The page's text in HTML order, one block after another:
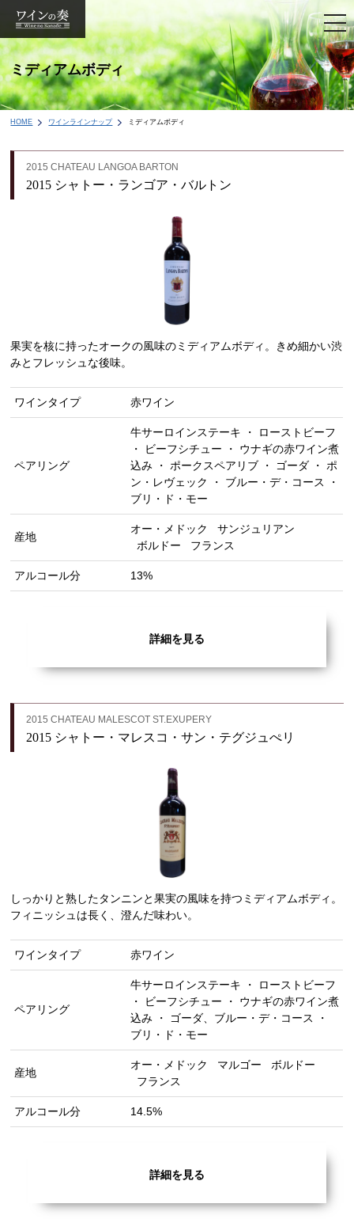
ミディアムボディ
HOME ワインラインナップ ミディアムボディ
2015 CHATEAU LANGOA BARTON
2015 シャトー・ランゴア・バルトン
果実を核に持ったオークの風味のミディアムボディ。きめ細かい渋
みとフレッシュな後味。
ワインタイプ 赤ワイン
ペアリング
牛サーロインステーキ ・ ローストビーフ
・ ビーフシチュー ・ ウナギの赤ワイン煮
込み ・ ポークスペアリブ ・ ゴーダ ・ ポ
ン・レヴェック ・ ブルー・デ・コース ・
ブリ・ド・モー
産地
オー・メドック
サンジュリアン
ボルドー
フランス
アルコール分 13%
詳細を見る
2015 CHATEAU MALESCOT ST.EXUPERY
2015 シャトー・マレスコ・サン・テグジュぺリ
しっかりと熟したタンニンと果実の風味を持つミディアムボディ。
フィニッシュは長く、澄んだ味わい。
ワインタイプ 赤ワイン
ペアリング
牛サーロインステーキ ・ ローストビーフ
・ ビーフシチュー ・ ウナギの赤ワイン煮
込み ・ ゴーダ、ブルー・デ・コース ・
ブリ・ド・モー
産地
オー・メドック マルゴー
ボルドー
フランス
アルコール分 14.5%
詳細を見る